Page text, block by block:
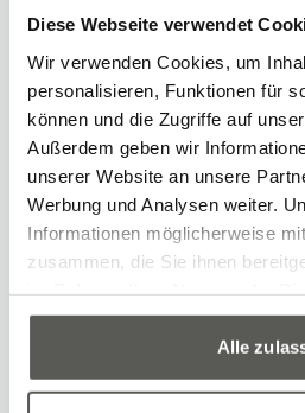
Diese Webseite verwendet
Wir verwenden Cookies, um
personalisieren, Funktionen für
können und die Zugriffe auf
Außerdem geben wir
unserer Website an unsere
Werbung und Analysen weiter.
Informationen möglicherweise
zusammen, die Sie ihnen
Alle
Verpacken und
Automatisierte
Geschwindigkeit und
Verpackungsprozesse.
Erfahrung stellt zügige
Verpackungs- und
sicher, die auch
erfüllen.
Beispiele